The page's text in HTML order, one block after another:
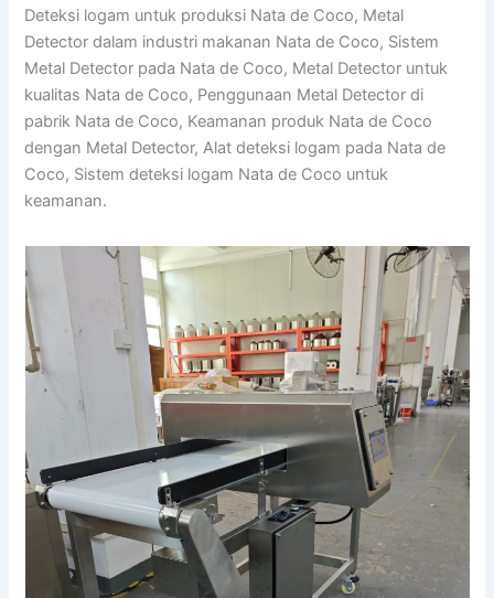
Deteksi logam untuk produksi Nata de Coco, Metal
Detector dalam industri makanan Nata de Coco, Sistem
Metal Detector pada Nata de Coco, Metal Detector untuk
kualitas Nata de Coco, Penggunaan Metal Detector di
pabrik Nata de Coco, Keamanan produk Nata de Coco
dengan Metal Detector, Alat deteksi logam pada Nata de
Coco, Sistem deteksi logam Nata de Coco untuk
keamanan.